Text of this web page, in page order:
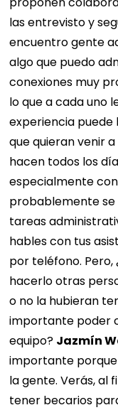
las entrevisto y
encuentro gente
algo que puedo
conexiones muy
lo que a cada uno
experiencia
que quieran venir
hacen todos los
especialmente
probablemente
tareas
hables con tus
por teléfono.
hacerlo otras
o no la hubieran
importante poder
equipo? Jazmín
importante
la gente. Verás, al
tener becarios